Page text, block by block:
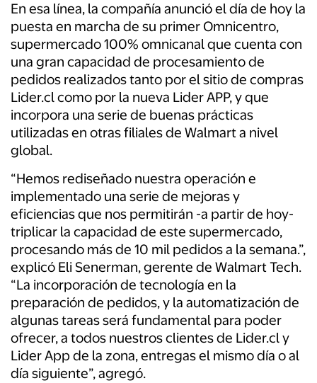
En esa línea, la compañía anunció el día de hoy la
puesta en marcha de su primer Omnicentro,
supermercado 100% omnicanal que cuenta con
una gran capacidad de procesamiento de
pedidos realizados tanto por el sitio de compras
Lider.cl como por la nueva Lider APP, y que
incorpora una serie de buenas prácticas
utilizadas en otras filiales de Walmart a nivel
global.
“Hemos rediseñado nuestra operación e
implementado una serie de mejoras y
eficiencias que nos permitirán -a partir de hoy-
triplicar la capacidad de este supermercado,
procesando más de 10 mil pedidos a la semana.”,
explicó Eli Senerman, gerente de Walmart Tech.
“La incorporación de tecnología en la
preparación de pedidos, y la automatización de
algunas tareas será fundamental para poder
ofrecer, a todos nuestros clientes de Lider.cl y
Lider App de la zona, entregas el mismo día o al
día siguiente”, agregó.